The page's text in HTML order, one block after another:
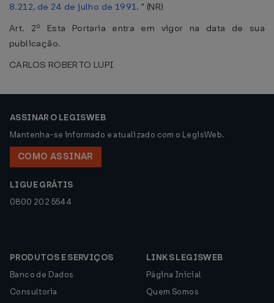
8.212, de 24 de julho de 1991. " (NR)
Art. 2º Esta Portaria entra em vigor na data de sua
publicação.
CARLOS ROBERTO LUPI
ASSINAR O LEGISWEB
Mantenha-se informado e atualizado com o LegisWeb.
COMO ASSINAR
LIGUE GRÁTIS
0800 202 5544
PRODUTOS E SERVIÇOS
Banco de Dados
Consultoria
LINKS LEGISWEB
Página Inicial
Quem Somos